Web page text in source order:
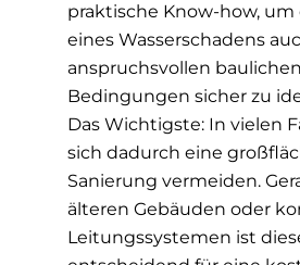
praktische Know-how, um
eines Wasserschadens
anspruchsvollen baulichen
Bedingungen sicher zu
Das Wichtigste: In vielen
sich dadurch eine
Sanierung vermeiden.
älteren Gebäuden oder
Leitungssystemen ist